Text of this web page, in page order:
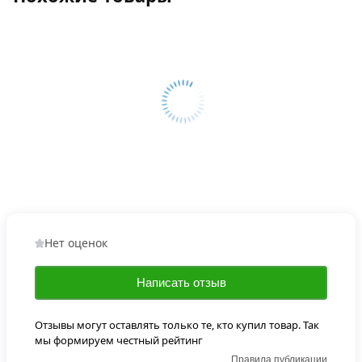
Нет оценок
Написать отзыв
Отзывы могут оставлять только те, кто купил товар. Так
мы формируем честный рейтинг